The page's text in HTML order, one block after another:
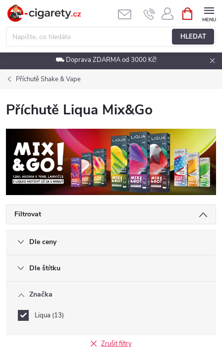
Přejít
obsah
HLEDAT
NÁKUPNÍ
KOŠÍK
⛟ Doprava ZDARMA od 3000 Kč!
Příchutě Shake & Vape
Příchutě Liqua Mix&Go
Filtrovat
Dle ceny
Dle štítku
Značka
Liqua 13
Zrušit filtry